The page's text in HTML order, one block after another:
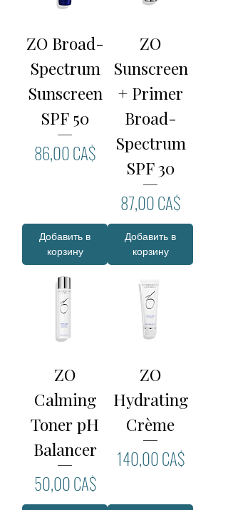
ZO Broad-
Spectrum
Sunscreen
SPF 50
Цена
86,00 CA$
Добавить в
корзину
ZO
Sunscreen
+ Primer
Broad-
Spectrum
SPF 30
Цена
87,00 CA$
Добавить в
корзину
ZO
Calming
Toner pH
Balancer
Цена
50,00 CA$
ZO
Hydrating
Crème
Цена
140,00 CA$